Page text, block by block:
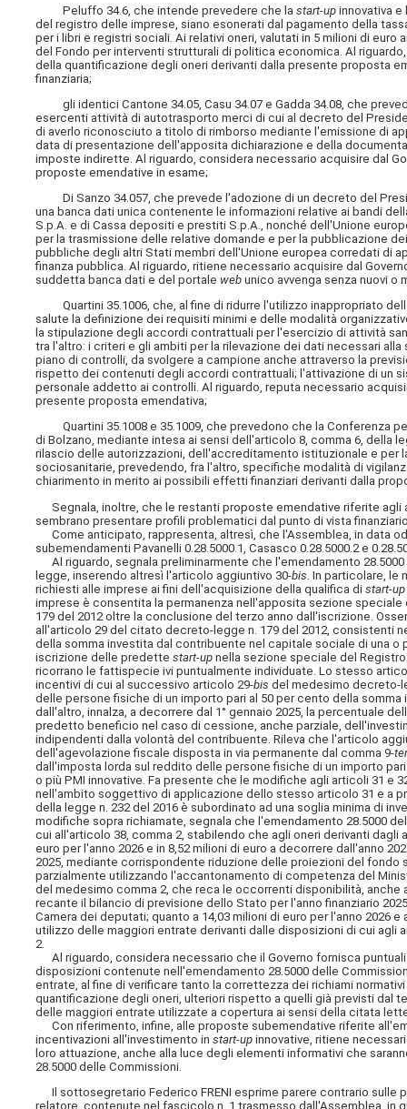
Peluffo 34.6, che intende prevedere che lastart-up innovativa
del registro delle imprese, siano esonerati dal pagamento della
per i libri e registri sociali. Ai relativi oneri, valutati in 5 milioni di
del Fondo per interventi strutturali di politica economica. Al
della quantificazione degli oneri derivanti dalla presente proposta
finanziaria;
gli identici Cantone 34.05, Casu 34.07 e Gadda 34.08, che
esercenti attività di autotrasporto merci di cui al decreto del
di averlo riconosciuto a titolo di rimborso mediante l'emissione di
data di presentazione dell'apposita dichiarazione e della
imposte indirette. Al riguardo, considera necessario acquisire dal
proposte emendative in esame;
Di Sanzo 34.057, che prevede l'adozione di un decreto del
una banca dati unica contenente le informazioni relative ai bandi
S.p.A. e di Cassa depositi e prestiti S.p.A., nonché dell'Unione
per la trasmissione delle relative domande e per la pubblicazione
pubbliche degli altri Stati membri dell'Unione europea corredati di
finanza pubblica. Al riguardo, ritiene necessario acquisire dal
suddetta banca dati e del portaleweb unico avvenga senza nuovi o
Quartini 35.1006, che, al fine di ridurre l'utilizzo inappropriato
salute la definizione dei requisiti minimi e delle modalità
la stipulazione degli accordi contrattuali per l'esercizio di attività
tra l'altro: i criteri e gli ambiti per la rilevazione dei dati necessari
piano di controlli, da svolgere a campione anche attraverso la
rispetto dei contenuti degli accordi contrattuali; l'attivazione di un
personale addetto ai controlli. Al riguardo, reputa necessario
presente proposta emendativa;
Quartini 35.1008 e 35.1009, che prevedono che la Conferenza
di Bolzano, mediante intesa ai sensi dell'articolo 8, comma 6, della
rilascio delle autorizzazioni, dell'accreditamento istituzionale e
sociosanitarie, prevedendo, fra l'altro, specifiche modalità di
chiarimento in merito ai possibili effetti finanziari derivanti dalla
Segnala, inoltre, che le restanti proposte emendative riferite agli
sembrano presentare profili problematici dal punto di vista
Come anticipato, rappresenta, altresì, che l'Assemblea, in data
subemendamenti Pavanelli 0.28.5000.1, Casasco 0.28.5000.2 e
Al riguardo, segnala preliminarmente che l'emendamento
legge, inserendo altresì l'articolo aggiuntivo 30-bis . In particolare,
richiesti alle imprese ai fini dell'acquisizione della qualifica distart-up
imprese è consentita la permanenza nell'apposita sezione
179 del 2012 oltre la conclusione del terzo anno dall'iscrizione.
all'articolo 29 del citato decreto-legge n. 179 del 2012, consistenti
della somma investita dal contribuente nel capitale sociale di una o
iscrizione delle predettestart-up nella sezione speciale del
ricorrano le fattispecie ivi puntualmente individuate. Lo stesso
incentivi di cui al successivo articolo 29-bis del medesimo decreto-
delle persone fisiche di un importo pari al 50 per cento della
dall'altro, innalza, a decorrere dal 1° gennaio 2025, la percentuale
predetto beneficio nel caso di cessione, anche parziale,
indipendenti dalla volontà del contribuente. Rileva che l'articolo
dell'agevolazione fiscale disposta in via permanente dal comma 9-
dall'imposta lorda sul reddito delle persone fisiche di un importo
o più PMI innovative. Fa presente che le modifiche agli articoli 31
nell'ambito soggettivo di applicazione dello stesso articolo 31 e a
della legge n. 232 del 2016 è subordinato ad una soglia minima di
modifiche sopra richiamate, segnala che l'emendamento 28.5000
cui all'articolo 38, comma 2, stabilendo che agli oneri derivanti dagli
euro per l'anno 2026 e in 8,52 milioni di euro a decorrere dall'anno
2025, mediante corrispondente riduzione delle proiezioni del
parzialmente utilizzando l'accantonamento di competenza del
del medesimo comma 2, che reca le occorrenti disponibilità, anche
recante il bilancio di previsione dello Stato per l'anno finanziario
Camera dei deputati; quanto a 14,03 milioni di euro per l'anno 2026
utilizzo delle maggiori entrate derivanti dalle disposizioni di cui agli
2.
Al riguardo, considera necessario che il Governo fornisca
disposizioni contenute nell'emendamento 28.5000 delle
entrate, al fine di verificare tanto la correttezza dei richiami
quantificazione degli oneri, ulteriori rispetto a quelli già previsti dal
delle maggiori entrate utilizzate a copertura ai sensi della citata
Con riferimento, infine, alle proposte subemendative riferite
incentivazioni all'investimento instart-up innovative, ritiene
loro attuazione, anche alla luce degli elementi informativi che
28.5000 delle Commissioni.
Il sottosegretario Federico FRENI esprime parere contrario sulle
relatore, contenute nel fascicolo n. 1 trasmesso dall'Assemblea, in